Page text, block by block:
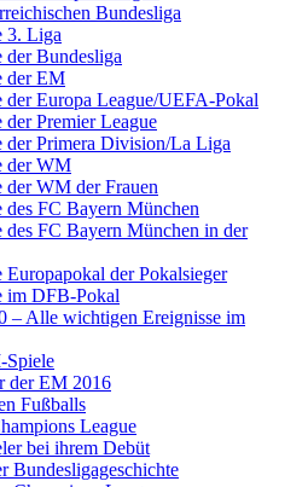
Bundesliga
3. Liga
der Bundesliga
der EM
der Europa League/UEFA-Pokal
Premier League
der Primera Division/La Liga
der WM
der WM der Frauen
FC Bayern München
des FC Bayern München in der
der Pokalsieger
im DFB-Pokal
– Alle wichtigen Ereignisse im
Spiele
der EM 2016
Fußballs
League
bei ihrem Debüt
Bundesligageschichte